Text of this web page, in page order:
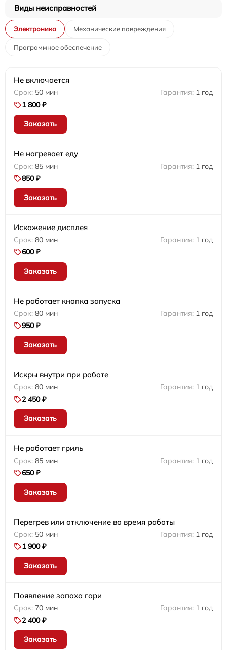
Виды неисправностей
Электроника Механические повреждения
Программное обеспечение
Не включается
50 мин
1 год
1 800 ₽
Заказать
Не нагревает еду
85 мин
1 год
850 ₽
Заказать
Искажение дисплея
80 мин
1 год
600 ₽
Заказать
Не работает кнопка запуска
80 мин
1 год
950 ₽
Заказать
Искры внутри при работе
80 мин
1 год
2 450 ₽
Заказать
Не работает гриль
85 мин
1 год
650 ₽
Заказать
Перегрев или отключение во время работы
50 мин
1 год
1 900 ₽
Заказать
Появление запаха гари
70 мин
1 год
2 400 ₽
Заказать